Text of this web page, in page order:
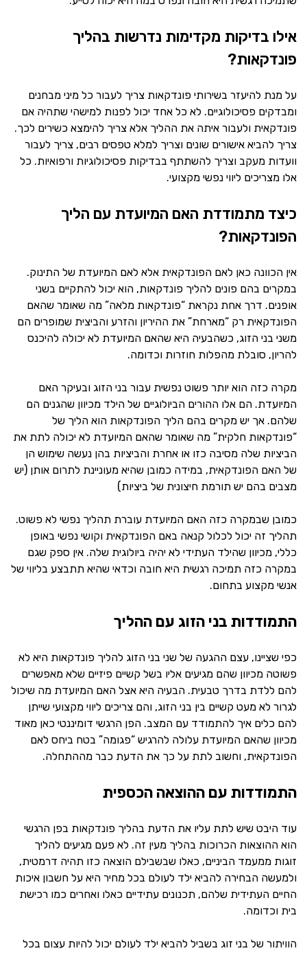
אילו בדיקות מקדימות נדרשות בהליך
פונדקאות?
על מנת להיעזר בשירותי פונדקאות צריך לעבור כל מיני מבחנים
ומבדקים פסיכולוגיים. לא כל אחד יכול לפנות למישהי שתהיה אם
פונדקאית ולעבור איתה את ההליך אלא צריך להימצא כשירים לכך.
צריך להביא אישורים שונים וצריך למלא טפסים רבים, צריך לעבור
וועדות מעקב וצריך להשתתף בבדיקות פסיכולוגיות ורפואיות. כל
אלו מצריכים ליווי נפשי מקצועי.
כיצד מתמודדת האם המיועדת עם הליך
הפונדקאות?
אין הכוונה כאן לאם הפונדקאית אלא לאם המיועדת של התינוק.
במקרים בהם פונים להליך פונדקאות, הוא יכול להתקיים בשני
אופנים. דרך אחת נקראת “פונדקאות מלאה” מה שאומר שהאם
הפונדקאית רק “מארחת” את ההיריון והזרע והביצית שמופרים הם
משני בני הזוג, כשהבעיה היא שהאם המיועדת לא יכולה להיכנס
להריון, סובלת מהפלות חוזרות וכדומה.
מקרה כזה הוא יותר פשוט נפשית עבור בני הזוג ובעיקר האם
המיועדת. הם אלו ההורים הביולוגיים של הילד מכיוון שהגנים הם
שלהם. אך יש מקרים בהם הליך הפונדקאות הוא הליך של
“פונדקאות חלקית” מה שאומר שהאם המיועדת לא יכולה לתת את
הביציות שלה מסיבה כזו או אחרת והביציות בהן נעשה שימוש הן
של האם הפונדקאית, במידה כמובן שהיא מעוניינת לתרום אותן (יש
מצבים בהם יש תורמת חיצונית של ביציות)
כמובן שבמקרה כזה האם המיועדת עוברת תהליך נפשי לא פשוט.
תהליך זה יכול לכלול קנאה באם הפונדקאית וקושי נפשי באופן
כללי, מכיוון שהילד העתידי לא יהיה ביולוגית שלה. אין ספק שגם
במקרה כזה תמיכה רגשית היא חובה וכדאי שהיא תתבצע בליווי של
אנשי מקצוע בתחום.
התמודדות בני הזוג עם ההליך
כפי שציינו, עצם ההגעה של שני בני הזוג להליך פונדקאות היא לא
פשוטה מכיוון שהם מגיעים אליו בשל קשיים פיזיים שלא מאפשרים
להם ללדת בדרך טבעית. הבעיה היא אצל האם המיועדת מה שיכול
לגרור לא מעט קשיים בין בני הזוג, והם צריכים ליווי מקצועי שייתן
להם כלים איך להתמודד עם המצב. הפן הרגשי דומיננטי כאן מאוד
מכיוון שהאם המיועדת עלולה להרגיש “פגומה” בטח ביחס לאם
הפונדקאית, וחשוב לתת על כך את הדעת כבר מההתחלה.
התמודדות עם ההוצאה הכספית
עוד היבט שיש לתת עליו את הדעת בהליך פונדקאות בפן הרגשי
הוא ההוצאות הכרוכות בהליך מעין זה. לא פעם מגיעים להליך
זוגות ממעמד הביניים, כאלו שבשבילם הוצאה כזו תהיה דרמטית,
ולמעשה הבחירה להביא ילד לעולם בכל מחיר היא על חשבון איכות
החיים העתידית שלהם, תכנונים עתידיים כאלו ואחרים כמו רכישת
בית וכדומה.
הוויתור של בני זוג בשביל להביא ילד לעולם יכול להיות עצום בכל